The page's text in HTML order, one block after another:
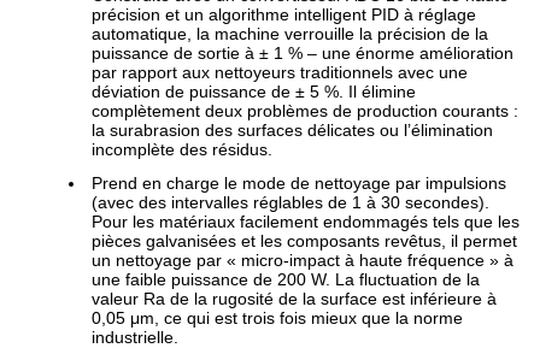
précision et un algorithme intelligent PID à réglage
automatique, la machine verrouille la précision de la
puissance de sortie à ± 1 % – une énorme amélioration
par rapport aux nettoyeurs traditionnels avec une
déviation de puissance de ± 5 %. Il élimine
complètement deux problèmes de production courants :
la surabrasion des surfaces délicates ou l’élimination
incomplète des résidus.
Prend en charge le mode de nettoyage par impulsions
(avec des intervalles réglables de 1 à 30 secondes).
Pour les matériaux facilement endommagés tels que les
pièces galvanisées et les composants revêtus, il permet
un nettoyage par « micro-impact à haute fréquence » à
une faible puissance de 200 W. La fluctuation de la
valeur Ra ​​de la rugosité de la surface est inférieure à
0,05 μm, ce qui est trois fois mieux que la norme
industrielle.